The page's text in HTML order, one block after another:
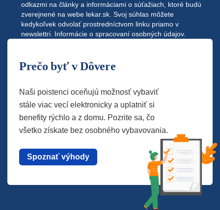
odkazmi na články a informáciami o súťažiach, ktoré budú
zverejnené na webe lekar.sk. Svoj súhlas môžete
kedykoľvek odvolať prostredníctvom linku priamo v
newslettri. Informácie o spracovaní osobných údajov.
Prečo byť v Dôvere
Naši poistenci oceňujú možnosť vybaviť
stále viac vecí elektronicky a uplatniť si
benefity rýchlo a z domu. Pozrite sa, čo
všetko získate bez osobného vybavovania.
Spoznať výhody